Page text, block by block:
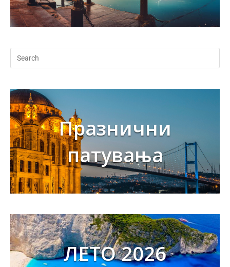
Празнични
патувања
ЛЕТО 2026